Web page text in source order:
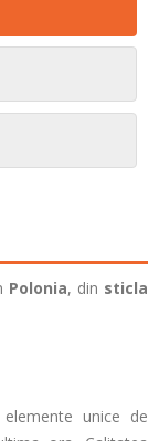
Polonia, din sticla
unice de